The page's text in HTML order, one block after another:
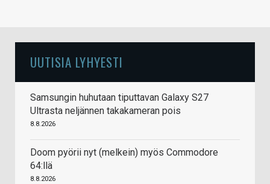
UUTISIA LYHYESTI
Samsungin huhutaan tiputtavan Galaxy S27
Ultrasta neljännen takakameran pois
8.8.2026
Doom pyörii nyt (melkein) myös Commodore
64:llä
8.8.2026